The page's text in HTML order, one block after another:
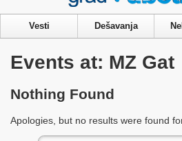
Vesti Dešavanja
Events at: MZ Gat
Nothing Found
Apologies, but no results were found